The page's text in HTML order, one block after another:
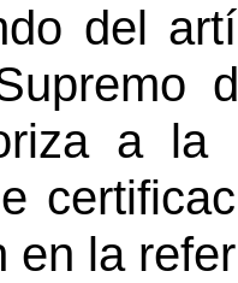
del
a la
en la